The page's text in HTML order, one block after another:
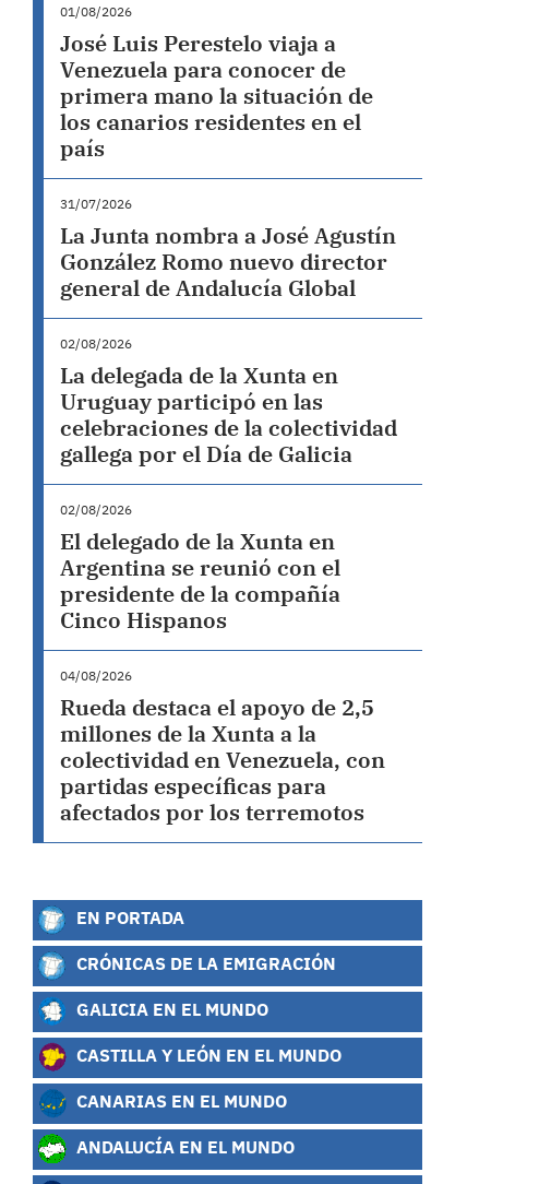
01/08/2026
José Luis Perestelo viaja a
Venezuela para conocer de
primera mano la situación de
los canarios residentes en el
país
31/07/2026
La Junta nombra a José Agustín
González Romo nuevo director
general de Andalucía Global
02/08/2026
La delegada de la Xunta en
Uruguay participó en las
celebraciones de la colectividad
gallega por el Día de Galicia
02/08/2026
El delegado de la Xunta en
Argentina se reunió con el
presidente de la compañía
Cinco Hispanos
04/08/2026
Rueda destaca el apoyo de 2,5
millones de la Xunta a la
colectividad en Venezuela, con
partidas específicas para
afectados por los terremotos
EN PORTADA
CRÓNICAS DE LA EMIGRACIÓN
GALICIA EN EL MUNDO
CASTILLA Y LEÓN EN EL MUNDO
CANARIAS EN EL MUNDO
ANDALUCÍA EN EL MUNDO